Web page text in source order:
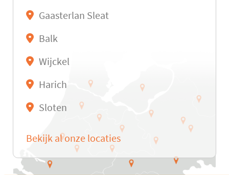
Gaasterlan Sleat
Balk
Wijckel
Harich
Sloten
Bekijk al onze locaties